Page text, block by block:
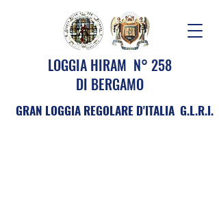
LOGGIA HIRAM N° 258
DI BERGAMO
GRAN LOGGIA REGOLARE D'ITALIA G.L.R.I.